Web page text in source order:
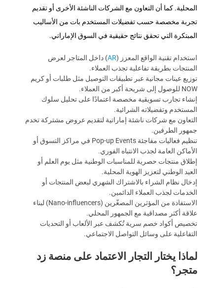
المحلية. كما أن التعاون مع الشركات الناشئة الأخرى أو تقديم
تجربة مخصصة حسب تفضيلات المستخدم بات من الأساليب
المبتكرة التي تحقق نتائج حقيقية في السوق الإماراتي.
استخدام تقنية الواقع المعزز (AR) داخل المتاجر لعرض
المنتجات بطريقة تفاعلية تجذب العملاء.
توزيع عينات مجانية عبر تطبيقات التوصيل مثل طلبات أو كريم
NOW للوصول إلى شريحة أكبر من العملاء.
إنشاء تجارب تسويقية مخصصة اعتمادًا على تحليل سلوك
المستخدم وتفضيلاته الشرائية.
التعاون مع شركات ناشئة إماراتية لتقديم عروض مشتركة تخدم
جمهور الطرفين.
تنظيم فعاليات مفاجئة Pop-up Events في مراكز التسوق أو
الأماكن العامة لجذب الانتباه الفوري.
إطلاق منتجات حصرية للمناسبات الوطنية مثل يوم العلم أو
العيد الوطني لتعزيز الهوية المحلية.
إدخال نظام الشراء بالاشتراك الشهري لبعض المنتجات أو
الخدمات لجذب العملاء الدائمين.
الاستفادة من المؤثرين المصغّرين (Nano-influencers) لبناء
علاقة أكثر مصداقية مع الجمهور المحلي.
تخصيص أكواد خصم سرية تُكشف عبر الألعاب أو التحديات
التفاعلية على وسائل التواصل الاجتماعي.
لماذا يختار التجار الاعتماد على منصة زد
متجر؟